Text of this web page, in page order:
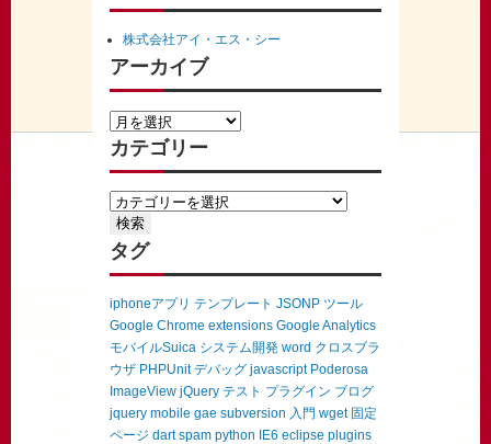
株式会社アイ・エス・シー
アーカイブ
カテゴリー
タグ
iphoneアプリ テンプレート JSONP ツール
Google Chrome extensions Google Analytics
モバイルSuica システム開発 word クロスブラ
ウザ PHPUnit デバッグ javascript Poderosa
ImageView jQuery テスト プラグイン ブログ
jquery mobile gae subversion 入門 wget 固定
ページ dart spam python IE6 eclipse plugins